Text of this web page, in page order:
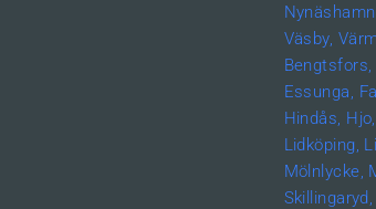
Väsby,
Bengtsfors,
Essunga,
Hindås, Hjo,
Lidköping,
Mölnlycke,
Skillingaryd,